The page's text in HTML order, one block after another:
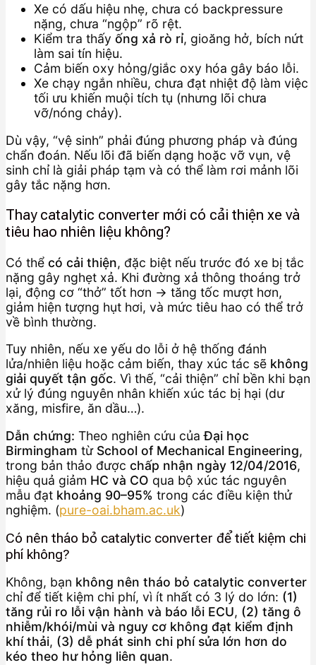
Xe có dấu hiệu nhẹ, chưa có backpressure
nặng, chưa “ngộp” rõ rệt.
Kiểm tra thấy ống xả rò rỉ, gioăng hở, bích nứt
làm sai tín hiệu.
Cảm biến oxy hỏng/giắc oxy hóa gây báo lỗi.
Xe chạy ngắn nhiều, chưa đạt nhiệt độ làm việc
tối ưu khiến muội tích tụ (nhưng lõi chưa
vỡ/nóng chảy).
Dù vậy, “vệ sinh” phải đúng phương pháp và đúng
chẩn đoán. Nếu lõi đã biến dạng hoặc vỡ vụn, vệ
sinh chỉ là giải pháp tạm và có thể làm rơi mảnh lõi
gây tắc nặng hơn.
Thay catalytic converter mới có cải thiện xe và
tiêu hao nhiên liệu không?
Có thể có cải thiện, đặc biệt nếu trước đó xe bị tắc
nặng gây nghẹt xả. Khi đường xả thông thoáng trở
lại, động cơ “thở” tốt hơn → tăng tốc mượt hơn,
giảm hiện tượng hụt hơi, và mức tiêu hao có thể trở
về bình thường.
Tuy nhiên, nếu xe yếu do lỗi ở hệ thống đánh
lửa/nhiên liệu hoặc cảm biến, thay xúc tác sẽ không
giải quyết tận gốc. Vì thế, “cải thiện” chỉ bền khi bạn
xử lý đúng nguyên nhân khiến xúc tác bị hại (dư
xăng, misfire, ăn dầu…).
Dẫn chứng: Theo nghiên cứu củaĐại học
Birmingham từ School of Mechanical Engineering,
trong bản thảo được chấp nhận ngày 12/04/2016,
hiệu quả giảm HC và CO qua bộ xúc tác nguyên
mẫu đạt khoảng 90–95% trong các điều kiện thử
nghiệm. (pure-oai.bham.ac.uk)
Có nên tháo bỏ catalytic converter để tiết kiệm chi
phí không?
Không, bạn không nên tháo bỏ catalytic converter
chỉ để tiết kiệm chi phí, vì ít nhất có 3 lý do lớn: (1)
tăng rủi ro lỗi vận hành và báo lỗi ECU, (2) tăng ô
nhiễm/khói/mùi và nguy cơ không đạt kiểm định
khí thải, (3) dễ phát sinh chi phí sửa lớn hơn do
kéo theo hư hỏng liên quan.